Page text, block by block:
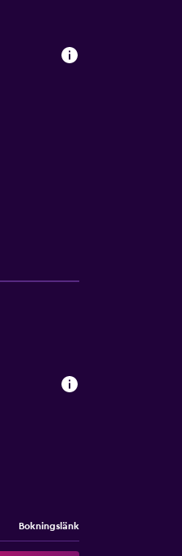
Bokningslänk